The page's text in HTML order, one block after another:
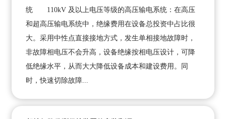
统 110kV 及以上电压等级的高压输电系统：在高压
和超高压输电系统中，绝缘费用在设备总投资中占比很
大。采用中性点直接接地方式，发生单相接地故障时，
非故障相电压不会升高，设备绝缘按相电压设计，可降
低绝缘水平，从而大大降低设备成本和建设费用。同
时，快速切除故障...